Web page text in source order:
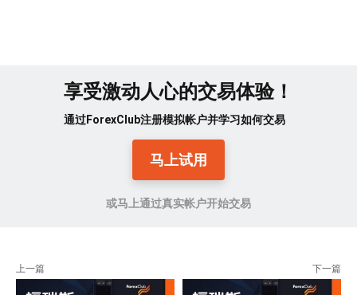
享受激动人心的交易体验！
通过ForexClub注册模拟帐户并学习如何交易
马上试用
或马上通过真实帐户开始交易
上一篇 下一篇